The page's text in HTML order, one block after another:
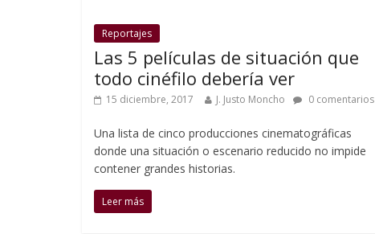
Reportajes
Las 5 películas de situación que
todo cinéfilo debería ver
15 diciembre, 2017 J. Justo Moncho 0 comentarios
Una lista de cinco producciones cinematográficas
donde una situación o escenario reducido no impide
contener grandes historias.
Leer más